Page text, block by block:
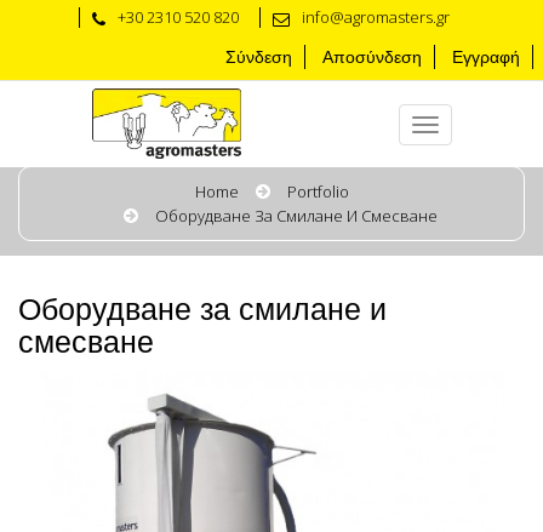
+30 2310 520 820 info@agromasters.gr
Σύνδεση Αποσύνδεση Εγγραφή
Home
Portfolio
Оборудване За Смилане И Смесване
Оборудване за смилане и
смесване